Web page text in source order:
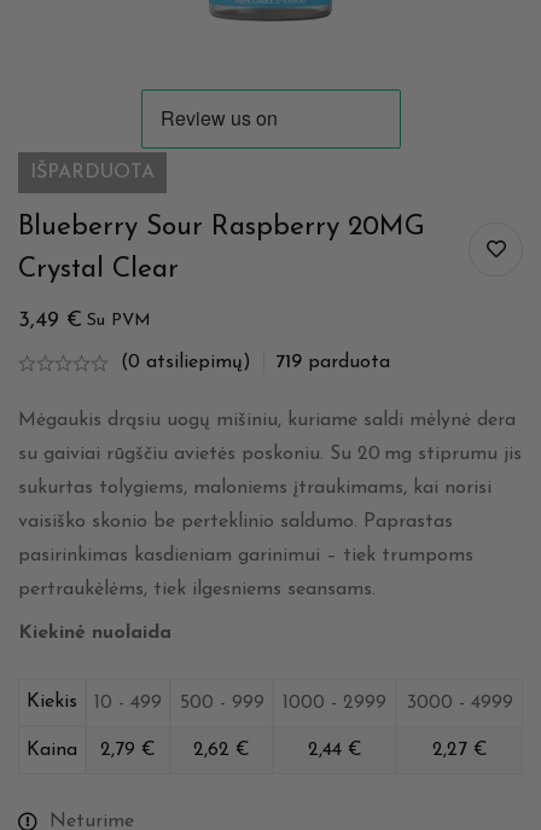
IŠPARDUOTA
Blueberry Sour Raspberry 20MG
Crystal Clear
3,49 € Su PVM
(0 atsiliepimų) 719 parduota
Mėgaukis drąsiu uogų mišiniu, kuriame saldi mėlynė dera
su gaiviai rūgščiu avietės poskoniu. Su 20 mg stiprumu jis
sukurtas tolygiems, maloniems įtraukimams, kai norisi
vaisiško skonio be perteklinio saldumo. Paprastas
pasirinkimas kasdieniam garinimui – tiek trumpoms
pertraukėlėms, tiek ilgesniems seansams.
Kiekinė nuolaida
Kiekis 10 - 499 500 - 999 1000 - 2999 3000 - 4999
Kaina 2,79 € 2,62 € 2,44 € 2,27 €
Neturime